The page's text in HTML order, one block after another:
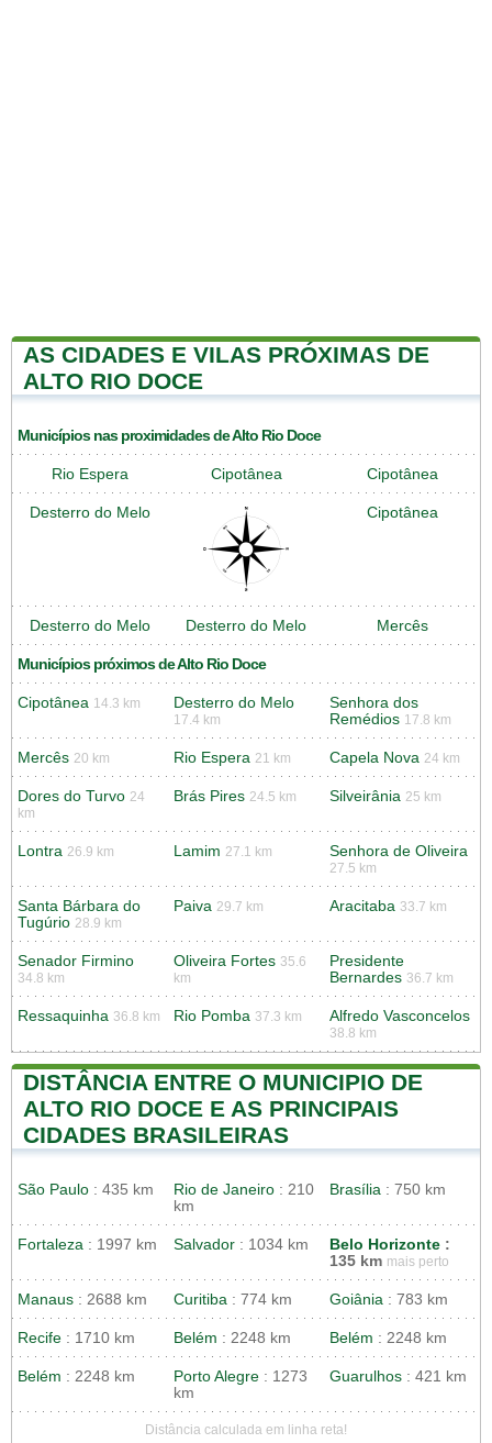
AS CIDADES E VILAS PRÓXIMAS DE
ALTO RIO DOCE
Municípios nas proximidades de Alto Rio Doce
Rio Espera Cipotânea Cipotânea
Desterro do Melo Cipotânea
Desterro do Melo Desterro do Melo Mercês
Municípios próximos de Alto Rio Doce
Cipotânea 14.3 km Desterro do Melo
17.4 km
Senhora dos
Remédios 17.8 km
Mercês 20 km Rio Espera 21 km Capela Nova 24 km
Dores do Turvo 24
km
Brás Pires 24.5 km Silveirânia 25 km
Lontra 26.9 km Lamim 27.1 km Senhora de Oliveira
27.5 km
Santa Bárbara do
Tugúrio 28.9 km
Paiva 29.7 km Aracitaba 33.7 km
Senador Firmino
34.8 km
Oliveira Fortes 35.6
km
Presidente
Bernardes 36.7 km
Ressaquinha 36.8 km Rio Pomba 37.3 km Alfredo Vasconcelos
38.8 km
DISTÂNCIA ENTRE O MUNICIPIO DE
ALTO RIO DOCE E AS PRINCIPAIS
CIDADES BRASILEIRAS
São Paulo : 435 km Rio de Janeiro : 210
km
Brasília : 750 km
Fortaleza : 1997 km Salvador : 1034 km Belo Horizonte :
135 km mais perto
Manaus : 2688 km Curitiba : 774 km Goiânia : 783 km
Recife : 1710 km Belém : 2248 km Belém : 2248 km
Belém : 2248 km Porto Alegre : 1273
km
Guarulhos : 421 km
Distância calculada em linha reta!